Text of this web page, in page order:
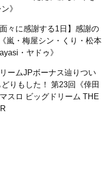
》
々に感謝する1日】感謝の
嵐・梅屋シン・くり・松本
・ヤドゥ》
ームJPボーナス辿りつい
りもした！ 第23回《倖田
スロ ビッグドリーム THE